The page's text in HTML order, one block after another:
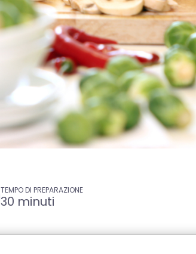
TEMPO DI PREPARAZIONE
30 minuti